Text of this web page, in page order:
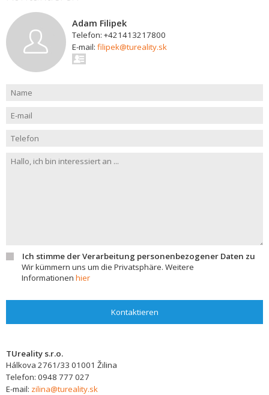
Adam Filipek
Telefon: +421413217800
E-mail: filipek@tureality.sk
Ich stimme der Verarbeitung personenbezogener Daten zu
Wir kümmern uns um die Privatsphäre. Weitere
Informationen hier
Kontaktieren
TUreality s.r.o.
Hálkova 2761/33 01001 Žilina
Telefon: 0948 777 027
E-mail: zilina@tureality.sk